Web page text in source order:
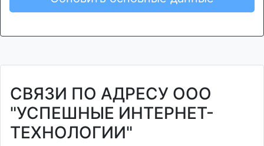
СВЯЗИ ПО АДРЕСУ ООО
"УСПЕШНЫЕ ИНТЕРНЕТ-
ТЕХНОЛОГИИ"